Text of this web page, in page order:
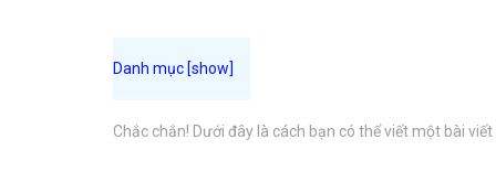
Chắc chắn! Dưới đây là cách bạn có thể viết một bài